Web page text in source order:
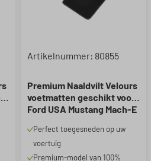
5 van 5 sterren
Artikelnummer: 80855
Premium Naaldvilt Velours
voetmatten geschikt voor
Ford USA Mustang Mach-E
Perfect toegesneden op uw
voertuig
Premium-model van 100%